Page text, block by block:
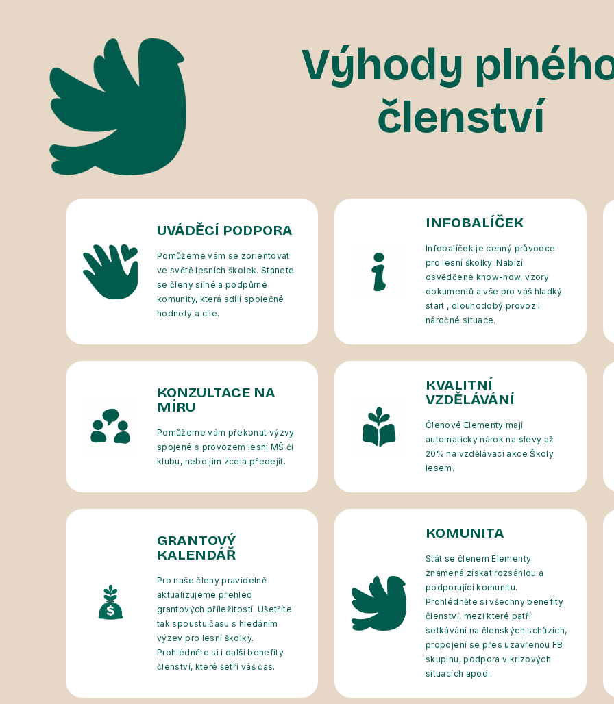
Výhody
členství
UVÁDĚCÍ PODPORA
Pomůžeme vám se zorientovat
ve světě lesních školek. Stanete
se členy silné a podpůrné
komunity, která sdílí společné
hodnoty a cíle.
INFOBALÍČEK
Infobalíček je cenný průvodce
pro lesní školky. Nabízí
osvědčené know-how, vzory
dokumentů a vše pro váš hladký
start , dlouhodobý provoz i
náročné situace.
KONZULTACE NA
MÍRU
Pomůžeme vám překonat výzvy
spojené s provozem lesní MŠ či
klubu, nebo jim zcela předejít.
KVALITNÍ
VZDĚLÁVÁNÍ
Členové Elementy mají
automaticky nárok na slevy až
20% na vzdělávací akce Školy
lesem.
GRANTOVÝ
KALENDÁŘ
Pro naše členy pravidelně
aktualizujeme přehled
grantových příležitostí. Ušetříte
tak spoustu času s hledáním
výzev pro lesní školky.
Prohlédněte si i další benefity
členství, které šetří váš čas.
KOMUNITA
Stát se členem Elementy
znamená získat rozsáhlou a
podporující komunitu.
Prohlédněte si všechny benefity
členství, mezi které patří
setkávání na členských schůzích,
propojení se přes uzavřenou FB
skupinu, podpora v krizových
situacích apod..